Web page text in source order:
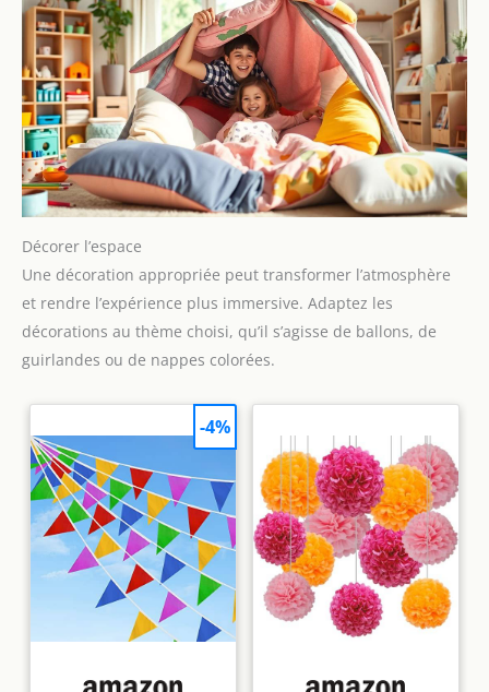
Décorer l’espace
Une décoration appropriée peut transformer l’atmosphère
et rendre l’expérience plus immersive. Adaptez les
décorations au thème choisi, qu’il s’agisse de ballons, de
guirlandes ou de nappes colorées.
-4%